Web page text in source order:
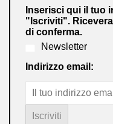
Inserisci qui il tuo
"Iscriviti".
di conferma.
Newsletter
Indirizzo email: